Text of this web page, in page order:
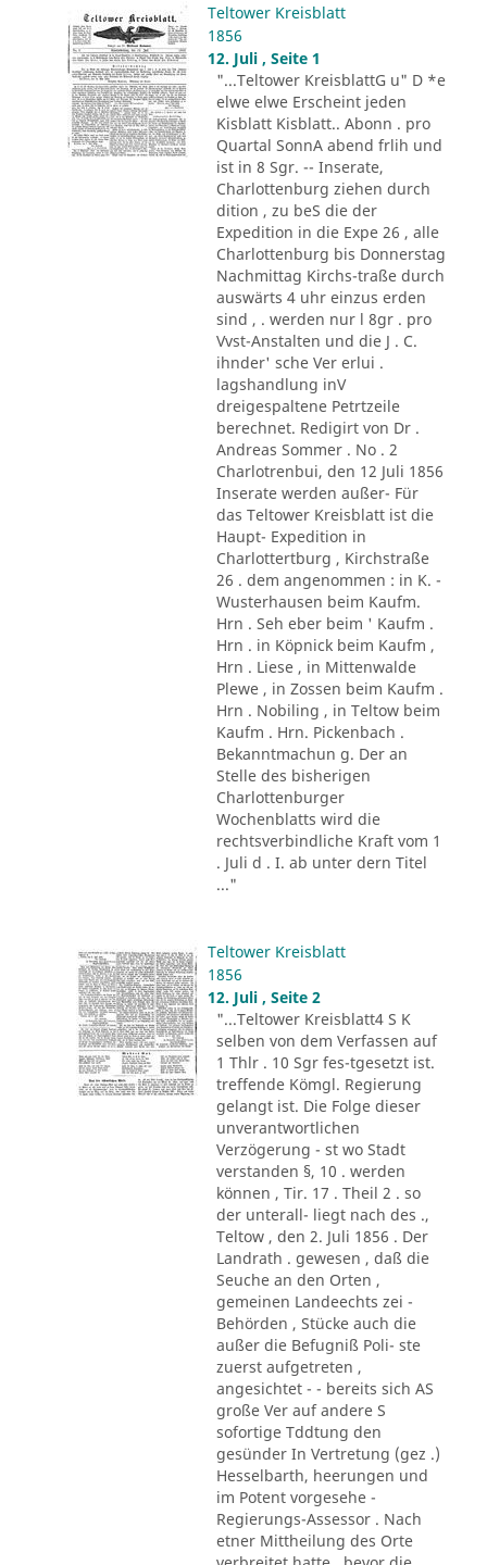
Teltower Kreisblatt
1856
12. Juli , Seite 1
"...Teltower KreisblattG u" D *e
elwe elwe Erscheint jeden
Kisblatt Kisblatt.. Abonn . pro
Quartal SonnA abend frlih und
ist in 8 Sgr. -- Inserate,
Charlottenburg ziehen durch
dition , zu beS die der
Expedition in die Expe 26 , alle
Charlottenburg bis Donnerstag
Nachmittag Kirchs-traße durch
auswärts 4 uhr einzus erden
sind , . werden nur l 8gr . pro
Vvst-Anstalten und die J . C.
ihnder' sche Ver erlui .
lagshandlung inV
dreigespaltene Petrtzeile
berechnet. Redigirt von Dr .
Andreas Sommer . No . 2
Charlotrenbui, den 12 Juli 1856
Inserate werden außer- Für
das Teltower Kreisblatt ist die
Haupt- Expedition in
Charlottertburg , Kirchstraße
26 . dem angenommen : in K. -
Wusterhausen beim Kaufm.
Hrn . Seh eber beim ' Kaufm .
Hrn . in Köpnick beim Kaufm ,
Hrn . Liese , in Mittenwalde
Plewe , in Zossen beim Kaufm .
Hrn . Nobiling , in Teltow beim
Kaufm . Hrn. Pickenbach .
Bekanntmachun g. Der an
Stelle des bisherigen
Charlottenburger
Wochenblatts wird die
rechtsverbindliche Kraft vom 1
. Juli d . I. ab unter dern Titel
..."
Teltower Kreisblatt
1856
12. Juli , Seite 2
"...Teltower Kreisblatt4 S K
selben von dem Verfassen auf
1 Thlr . 10 Sgr fes-tgesetzt ist.
treffende Kömgl. Regierung
gelangt ist. Die Folge dieser
unverantwortlichen
Verzögerung - st wo Stadt
verstanden §, 10 . werden
können , Tir. 17 . Theil 2 . so
der unterall- liegt nach des .,
Teltow , den 2. Juli 1856 . Der
Landrath . gewesen , daß die
Seuche an den Orten ,
gemeinen Landeechts zei -
Behörden , Stücke auch die
außer die Befugniß Poli- ste
zuerst aufgetreten ,
angesichtet - - bereits sich AS
große Ver auf andere S
sofortige Tddtung den
gesünder In Vertretung (gez .)
Hesselbarth, heerungen und
im Potent vorgesehe -
Regierungs-Assessor . Nach
etner Mittheilung des Orte